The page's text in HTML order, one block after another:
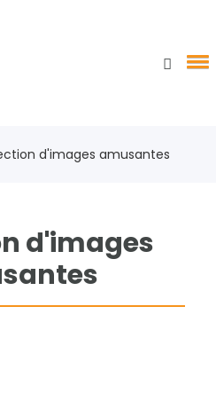
d'images amusantes
d'images